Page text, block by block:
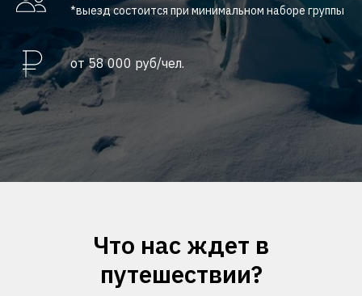
*выезд состоится при минимальном наборе группы
от 58 000 руб/чел.
Что нас ждет в
путешествии?